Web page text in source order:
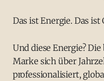
Das ist Energie. Das
Und diese Energie?
Marke sich über
professionalisiert,